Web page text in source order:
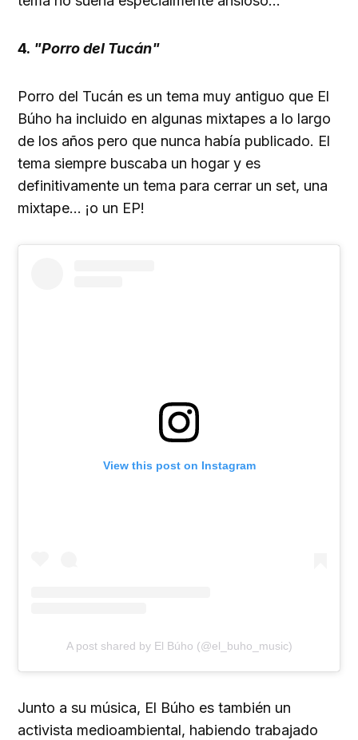
4. "Porro del Tucán"
Porro del Tucán es un tema muy antiguo que El
Búho ha incluido en algunas mixtapes a lo largo
de los años pero que nunca había publicado. El
tema siempre buscaba un hogar y es
definitivamente un tema para cerrar un set, una
mixtape... ¡o un EP!
View this post on Instagram
A post shared by El Búho (@el_buho_music)
Junto a su música, El Búho es también un
activista medioambiental, habiendo trabajado